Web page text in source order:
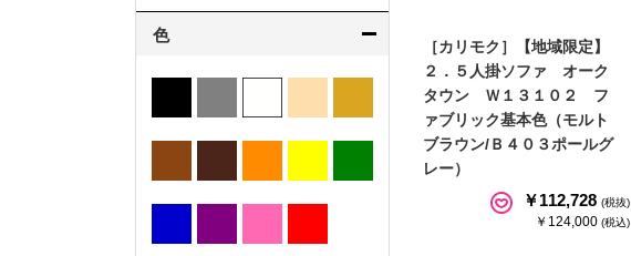
［カリモク］【地域限定】
２．５人掛ソファ オーク
タウン Ｗ１３１０２ フ
ァブリック基本色（モルト
ブラウン/Ｂ４０３ポールグ
レー）
￥112,728 (税抜)
￥124,000 (税込)
色